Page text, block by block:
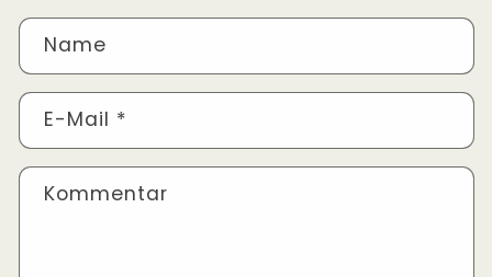
Name
E-Mail *
Kommentar